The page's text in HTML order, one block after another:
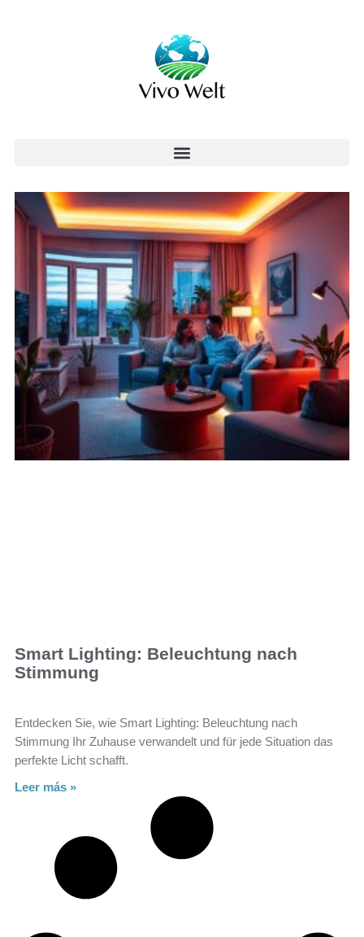
Smart Lighting: Beleuchtung nach
Stimmung
Entdecken Sie, wie Smart Lighting: Beleuchtung nach
Stimmung Ihr Zuhause verwandelt und für jede Situation das
perfekte Licht schafft.
Leer más »